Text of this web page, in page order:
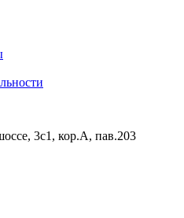
3с1, кор.А, пав.203